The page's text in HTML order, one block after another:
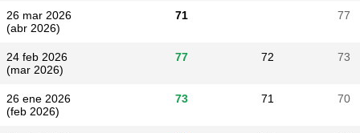
26 mar 2026
(abr 2026)
71 77
24 feb 2026
(mar 2026)
77 72 73
26 ene 2026
(feb 2026)
73 71 70